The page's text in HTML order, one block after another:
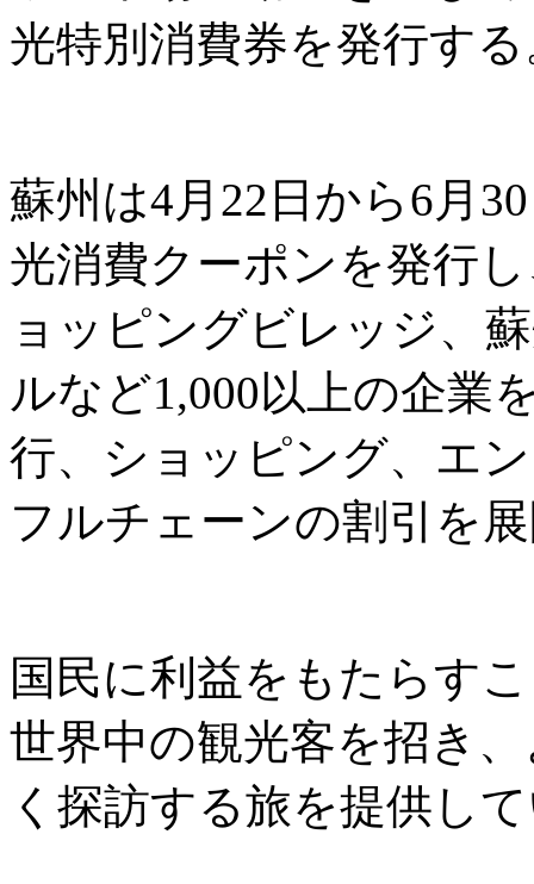
光特別消費券を発行す
蘇州は4月22日から6月
光消費クーポンを発行
ョッピングビレッジ、
ルなど1,000以上の企業
行、ショッピング、エ
フルチェーンの割引を
国民に利益をもたらす
世界中の観光客を招き
く探訪する旅を提供し